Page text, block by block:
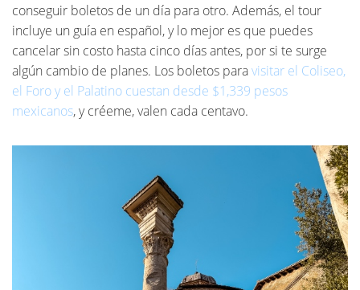
conseguir boletos de un día para otro. Además, el tour
incluye un guía en español, y lo mejor es que puedes
cancelar sin costo hasta cinco días antes, por si te surge
algún cambio de planes. Los boletos paravisitar el Coliseo,
el Foro y el Palatino cuestan desde $1,339 pesos
mexicanos, y créeme, valen cada centavo.